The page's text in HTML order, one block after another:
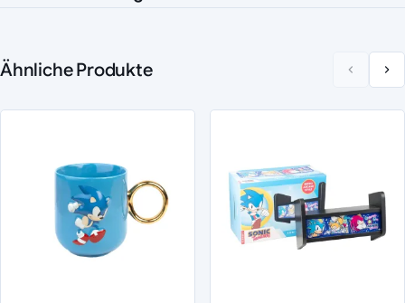
Ähnliche Produkte